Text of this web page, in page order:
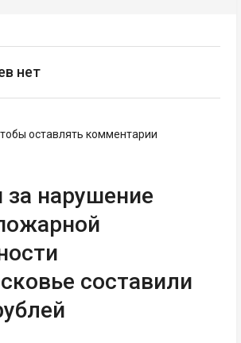
нет
оставлять комментарии
нарушение
составили